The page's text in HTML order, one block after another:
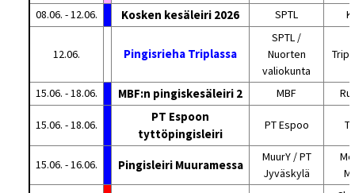
08.06. - 12.06.
Kosken kesäleiri 2026 SPTL
12.06. Pingisrieha Triplassa
SPTL /
Nuorten
valiokunta
15.06. - 18.06. MBF:n pingiskesäleiri 2 MBF
15.06. - 18.06.
PT Espoon
tyttöpingisleiri
PT Espoo
15.06. - 16.06. Pingisleiri Muuramessa
MuurY / PT
Jyväskylä